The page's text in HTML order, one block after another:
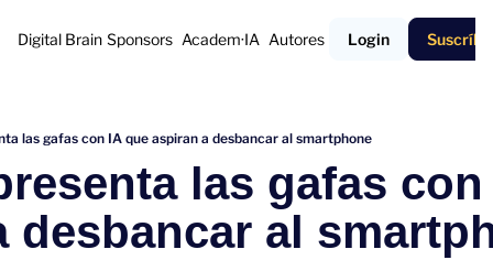
Digital Brain Sponsors Academ·IA Autores Login
las gafas con IA que aspiran a desbancar al smartphone
las gafas
desbancar al